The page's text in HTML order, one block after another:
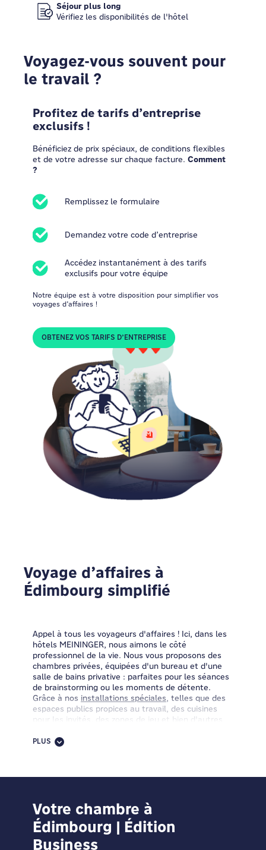
Séjour plus long
Vérifiez les disponibilités de l'hôtel
Voyagez-vous souvent pour
le travail ?
Profitez de tarifs d’entreprise
exclusifs !
Bénéficiez de prix spéciaux, de conditions flexibles
et de votre adresse sur chaque facture. Comment
?
Remplissez le formulaire
Demandez votre code d’entreprise
Accédez instantanément à des tarifs
exclusifs pour votre équipe
Notre équipe est à votre disposition pour simplifier vos
voyages d’affaires !
OBTENEZ VOS TARIFS D’ENTREPRISE
Voyage d’affaires à
Édimbourg simplifié
Appel à tous les voyageurs d'affaires ! Ici, dans les
hôtels MEININGER, nous aimons le côté
professionnel de la vie. Nous vous proposons des
chambres privées, équipées d'un bureau et d'une
salle de bains privative : parfaites pour les séances
de brainstorming ou les moments de détente.
Grâce à nos installations spéciales, telles que des
espaces publics propices au travail, des cuisines
pour les invités, des zones de jeu et bien d'autres
vos tâches.
longtemps avec nous ? Prolongez votre visite de
quelques jours ou même d'un mois et transformez
votre voyage d'affaires en voyage de loisirs ou en
séjour de travail.
PLUS
Votre chambre à
Édimbourg | Édition
Business